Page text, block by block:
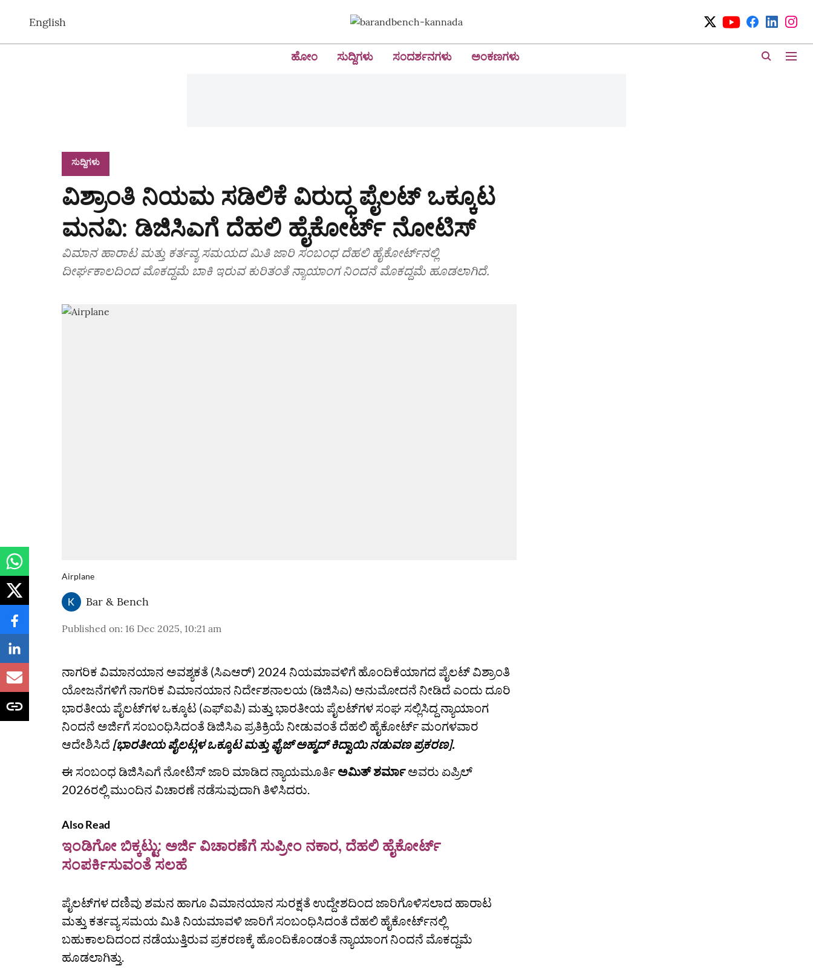
English
ಹೋಂ ಸುದ್ದಿಗಳು ಸಂದರ್ಶನಗಳು ಅಂಕಣಗಳು
ಸುದ್ದಿಗಳು
ವಿಶ್ರಾಂತಿ ನಿಯಮ ಸಡಿಲಿಕೆ ವಿರುದ್ಧ ಪೈಲಟ್ ಒಕ್ಕೂಟ
ಮನವಿ: ಡಿಜಿಸಿಎಗೆ ದೆಹಲಿ ಹೈಕೋರ್ಟ್ ನೋಟಿಸ್
ವಿಮಾನ ಹಾರಾಟ ಮತ್ತು ಕರ್ತವ್ಯ ಸಮಯದ ಮಿತಿ ಜಾರಿ ಸಂಬಂಧ ದೆಹಲಿ ಹೈಕೋರ್ಟ್‌ನಲ್ಲಿ
ದೀರ್ಘಕಾಲದಿಂದ ಮೊಕದ್ದಮೆ ಬಾಕಿ ಇರುವ ಕುರಿತಂತೆ ನ್ಯಾಯಾಂಗ ನಿಂದನೆ ಮೊಕದ್ದಮೆ ಹೂಡಲಾಗಿದೆ.
Airplane
Bar & Bench
Published on: 16 Dec 2025, 10:21 am
ನಾಗರಿಕ ವಿಮಾನಯಾನ ಅವಶ್ಯಕತೆ (ಸಿಎಆರ್‌) 2024 ನಿಯಮಾವಳಿಗೆ ಹೊಂದಿಕೆಯಾಗದ ಪೈಲಟ್‌ ವಿಶ್ರಾಂತಿ
ಯೋಜನೆಗಳಿಗೆ ನಾಗರಿಕ ವಿಮಾನಯಾನ ನಿರ್ದೇಶನಾಲಯ (ಡಿಜಿಸಿಎ) ಅನುಮೋದನೆ ನೀಡಿದೆ ಎಂದು ದೂರಿ
ಭಾರತೀಯ ಪೈಲಟ್‌ಗಳ ಒಕ್ಕೂಟ (ಎಫ್‌ಐಪಿ) ಮತ್ತು ಭಾರತೀಯ ಪೈಲಟ್‌ಗಳ ಸಂಘ ಸಲ್ಲಿಸಿದ್ದ ನ್ಯಾಯಾಂಗ
ನಿಂದನೆ ಅರ್ಜಿಗೆ ಸಂಬಂಧಿಸಿದಂತೆ ಡಿಜಿಸಿಎ ಪ್ರತಿಕ್ರಿಯೆ ನೀಡುವಂತೆ ದೆಹಲಿ ಹೈಕೋರ್ಟ್ ಮಂಗಳವಾರ
ಆದೇಶಿಸಿದೆ [ಭಾರತೀಯ ಪೈಲಟ್ಗಳ ಒಕ್ಕೂಟ ಮತ್ತು ಫೈಜ್‌ ಅಹ್ಮದ್‌ ಕಿದ್ವಾಯಿ ನಡುವಣ ಪ್ರಕರಣ].
ಈ ಸಂಬಂಧ ಡಿಜಿಸಿಎಗೆ ನೋಟಿಸ್ ಜಾರಿ ಮಾಡಿದ ನ್ಯಾಯಮೂರ್ತಿ ಅಮಿತ್ ಶರ್ಮಾಅವರು ಏಪ್ರಿಲ್
2026ರಲ್ಲಿ ಮುಂದಿನ ವಿಚಾರಣೆ ನಡೆಸುವುದಾಗಿ ತಿಳಿಸಿದರು.
Also Read
ಇಂಡಿಗೋ ಬಿಕ್ಕಟ್ಟು: ಅರ್ಜಿ ವಿಚಾರಣೆಗೆ ಸುಪ್ರೀಂ ನಕಾರ, ದೆಹಲಿ ಹೈಕೋರ್ಟ್
ಸಂಪರ್ಕಿಸುವಂತೆ ಸಲಹೆ
ಪೈಲಟ್‌ಗಳ ದಣಿವು ಶಮನ ಹಾಗೂ ವಿಮಾನಯಾನ ಸುರಕ್ಷತೆ ಉದ್ದೇಶದಿಂದ ಜಾರಿಗೊಳಿಸಲಾದ ಹಾರಾಟ
ಮತ್ತು ಕರ್ತವ್ಯ ಸಮಯ ಮಿತಿ ನಿಯಮಾವಳಿ ಜಾರಿಗೆ ಸಂಬಂಧಿಸಿದಂತೆ ದೆಹಲಿ ಹೈಕೋರ್ಟ್‌ನಲ್ಲಿ
ಬಹುಕಾಲದಿದಂದ ನಡೆಯುತ್ತಿರುವ ಪ್ರಕರಣಕ್ಕೆ ಹೊಂದಿಕೊಂಡಂತೆ ನ್ಯಾಯಾಂಗ ನಿಂದನೆ ಮೊಕದ್ದಮೆ
ಹೂಡಲಾಗಿತ್ತು.